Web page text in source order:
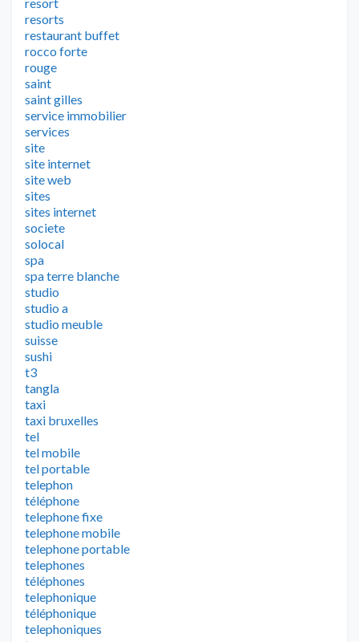
resorts
restaurant buffet
rocco forte
rouge
saint
saint gilles
service immobilier
services
site
site internet
site web
sites
sites internet
societe
solocal
spa
spa terre blanche
studio
studio a
studio meuble
suisse
sushi
t3
tangla
taxi
taxi bruxelles
tel
tel mobile
tel portable
telephon
téléphone
telephone fixe
telephone mobile
telephone portable
telephones
téléphones
telephonique
téléphonique
telephoniques